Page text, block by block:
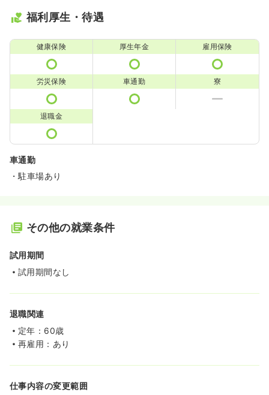
福利厚生・待遇
健康保険 厚生年金 雇用保険
労災保険 車通勤 寮
退職金
車通勤
・駐車場あり
その他の就業条件
試用期間
試用期間なし
退職関連
定年：60歳
再雇用：あり
仕事内容の変更範囲